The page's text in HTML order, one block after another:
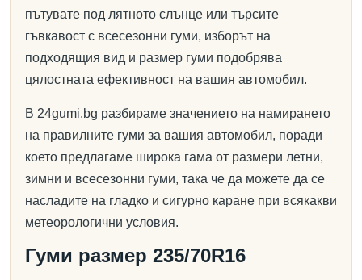
пътувате под лятното слънце или търсите
гъвкавост с всесезонни гуми, изборът на
подходящия вид и размер гуми подобрява
цялостната ефективност на вашия автомобил.
В 24gumi.bg разбираме значението на намирането
на правилните гуми за вашия автомобил, поради
което предлагаме широка гама от размери летни,
зимни и всесезонни гуми, така че да можете да се
насладите на гладко и сигурно каране при всякакви
метеорологични условия.
Гуми размер 235/70R16